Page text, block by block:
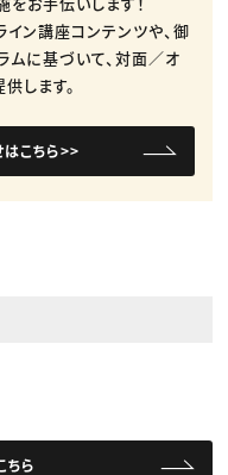
ン講座コンテンツや、御
ムに基づいて、対面／オ
します。
こちら>>
ちら